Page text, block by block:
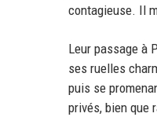
contagieuse. Il
Leur passage à
ses ruelles
puis se
privés, bien que